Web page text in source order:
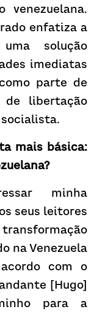
venezuelana.
enfatiza a
solução
imediatas
parte de
libertação
mais básica:
minha
seus leitores
na Venezuela
com o
[Hugo]
para a